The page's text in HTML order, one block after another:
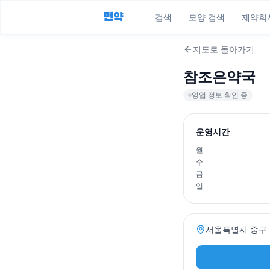
먼약 검색 모양 검색 제약회
지도로 돌아가기
참조은약국
영업 정보 확인 중
운영시간
월
수
금
일
서울특별시 중